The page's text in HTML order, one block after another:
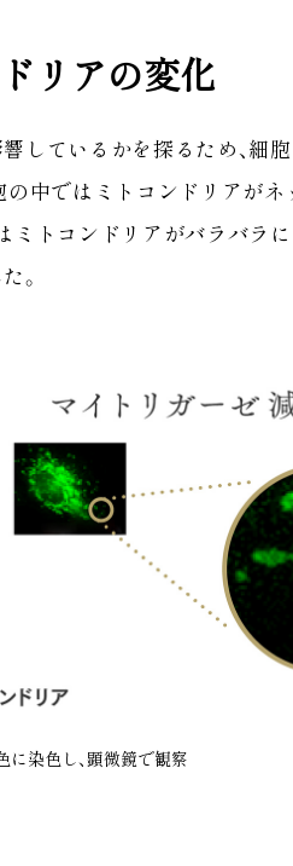
リアの変化
しているかを探るため、細
中ではミトコンドリアが
トコンドリアがバラバラに
。
染色し、顕微鏡で観察